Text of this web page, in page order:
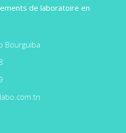
de laboratoire en
Bourguiba